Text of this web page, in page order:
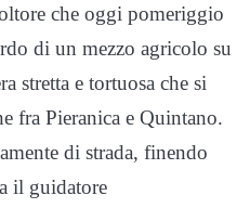
che oggi pomeriggio
di un mezzo agricolo su
stretta e tortuosa che si
fra Pieranica e Quintano.
di strada, finendo
il guidatore